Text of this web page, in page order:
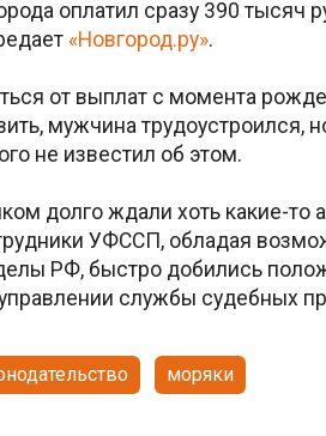
оплатил сразу 390 тысяч
«Новгород.ру».
от выплат с момента
мужчина трудоустроился,
не известил об этом.
долго ждали хоть какие-то
УФССП, обладая
РФ, быстро добились
службы судебных
моряки